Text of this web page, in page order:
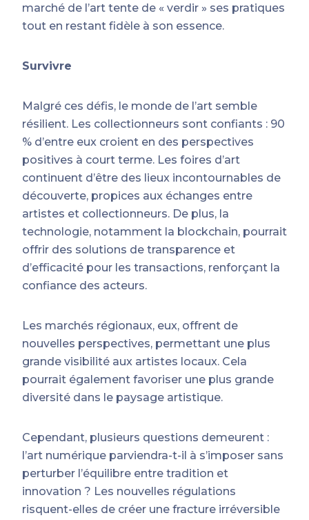
marché de l’art tente de « verdir » ses pratiques
tout en restant fidèle à son essence.
Survivre
Malgré ces défis, le monde de l’art semble
résilient. Les collectionneurs sont confiants : 90
% d’entre eux croient en des perspectives
positives à court terme. Les foires d’art
continuent d’être des lieux incontournables de
découverte, propices aux échanges entre
artistes et collectionneurs. De plus, la
technologie, notamment la blockchain, pourrait
offrir des solutions de transparence et
d’efficacité pour les transactions, renforçant la
confiance des acteurs.
Les marchés régionaux, eux, offrent de
nouvelles perspectives, permettant une plus
grande visibilité aux artistes locaux. Cela
pourrait également favoriser une plus grande
diversité dans le paysage artistique.
Cependant, plusieurs questions demeurent :
l’art numérique parviendra-t-il à s’imposer sans
perturber l’équilibre entre tradition et
innovation ? Les nouvelles régulations
risquent-elles de créer une fracture irréversible